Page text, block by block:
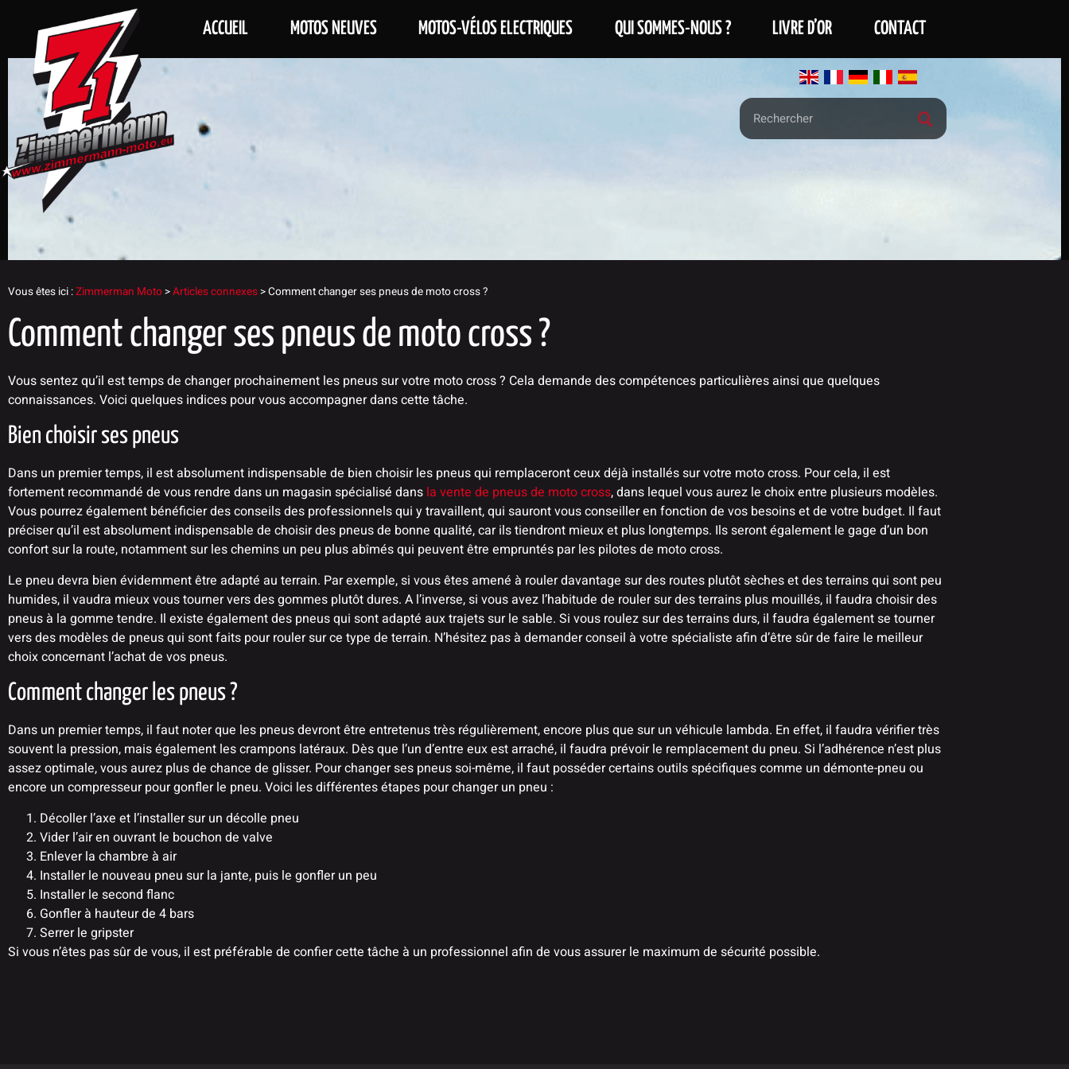
ACCUEIL MOTOS NEUVES MOTOS-VÉLOS ELECTRIQUES QUI SOMMES-NOUS ? LIVRE D’OR CONTACT
Vous êtes ici :Zimmerman Moto>Articles connexes>Comment changer ses pneus de moto cross ?
Comment changer ses pneus de moto cross ?
Vous sentez qu’il est temps de changer prochainement les pneus sur votre moto cross ? Cela demande des compétences particulières ainsi que quelques
connaissances. Voici quelques indices pour vous accompagner dans cette tâche.
Bien choisir ses pneus
Dans un premier temps, il est absolument indispensable de bien choisir les pneus qui remplaceront ceux déjà installés sur votre moto cross. Pour cela, il est
fortement recommandé de vous rendre dans un magasin spécialisé dans la vente de pneus de moto cross, dans lequel vous aurez le choix entre plusieurs modèles.
Vous pourrez également bénéficier des conseils des professionnels qui y travaillent, qui sauront vous conseiller en fonction de vos besoins et de votre budget. Il faut
préciser qu’il est absolument indispensable de choisir des pneus de bonne qualité, car ils tiendront mieux et plus longtemps. Ils seront également le gage d’un bon
confort sur la route, notamment sur les chemins un peu plus abîmés qui peuvent être empruntés par les pilotes de moto cross.
Le pneu devra bien évidemment être adapté au terrain. Par exemple, si vous êtes amené à rouler davantage sur des routes plutôt sèches et des terrains qui sont peu
humides, il vaudra mieux vous tourner vers des gommes plutôt dures. A l’inverse, si vous avez l’habitude de rouler sur des terrains plus mouillés, il faudra choisir des
pneus à la gomme tendre. Il existe également des pneus qui sont adapté aux trajets sur le sable. Si vous roulez sur des terrains durs, il faudra également se tourner
vers des modèles de pneus qui sont faits pour rouler sur ce type de terrain. N’hésitez pas à demander conseil à votre spécialiste afin d’être sûr de faire le meilleur
choix concernant l’achat de vos pneus.
Comment changer les pneus ?
Dans un premier temps, il faut noter que les pneus devront être entretenus très régulièrement, encore plus que sur un véhicule lambda. En effet, il faudra vérifier très
souvent la pression, mais également les crampons latéraux. Dès que l’un d’entre eux est arraché, il faudra prévoir le remplacement du pneu. Si l’adhérence n’est plus
assez optimale, vous aurez plus de chance de glisser. Pour changer ses pneus soi-même, il faut posséder certains outils spécifiques comme un démonte-pneu ou
encore un compresseur pour gonfler le pneu. Voici les différentes étapes pour changer un pneu :
Décoller l’axe et l’installer sur un décolle pneu
Vider l’air en ouvrant le bouchon de valve
Enlever la chambre à air
Installer le nouveau pneu sur la jante, puis le gonfler un peu
Installer le second flanc
Gonfler à hauteur de 4 bars
Serrer le gripster
Si vous n’êtes pas sûr de vous, il est préférable de confier cette tâche à un professionnel afin de vous assurer le maximum de sécurité possible.